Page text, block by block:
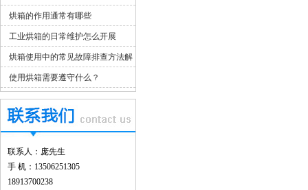
烘箱的作用通常有哪些
工业烘箱的日常维护怎么开展
烘箱使用中的常见故障排查方法解
使用烘箱需要遵守什么？
联系人：庞先生
手 机：13506251305
18913700238